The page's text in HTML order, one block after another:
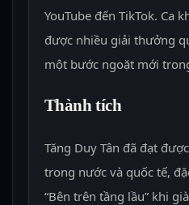
YouTube đến TikTok. Ca
được nhiều giải thưởng
một bước ngoặt mới
Thành tích
Tăng Duy Tân đã đạt
trong nước và quốc tế,
“Bên trên tầng lầu” khi